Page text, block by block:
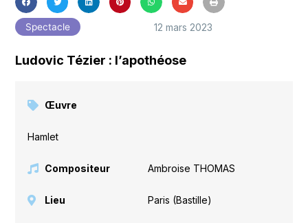
Spectacle 12 mars 2023
Ludovic Tézier : l’apothéose
Œuvre
Hamlet
Compositeur Ambroise THOMAS
Lieu Paris (Bastille)